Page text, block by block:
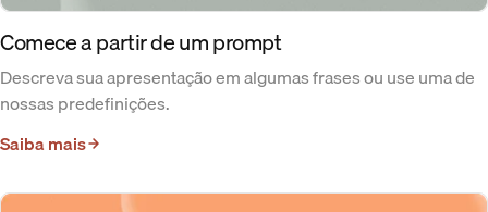
Comece a partir de um prompt
Descreva sua apresentação em algumas frases ou use uma de
nossas predefinições.
Saiba mais